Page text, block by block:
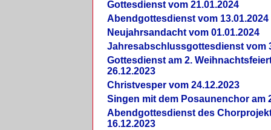
Gottesdienst vom 21.01.2024
Abendgottesdienst vom 13.01.2024
Neujahrsandacht vom 01.01.2024
Jahresabschlussgottesdienst vom
Gottesdienst am 2.
26.12.2023
Christvesper vom 24.12.2023
Singen mit dem Posaunenchor am
Abendgottesdienst des
16.12.2023